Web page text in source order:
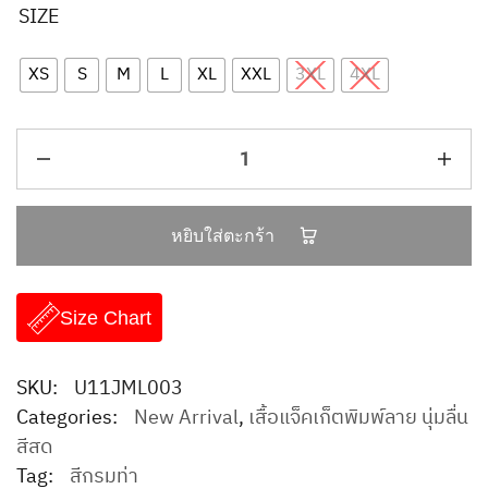
SIZE
XS S M L XL XXL 3XL 4XL
หยิบใส่ตะกร้า
Size Chart
SKU: U11JML003
Categories: New Arrival, เสื้อแจ็คเก็ตพิมพ์ลาย นุ่มลื่น
สีสด
Tag: สีกรมท่า